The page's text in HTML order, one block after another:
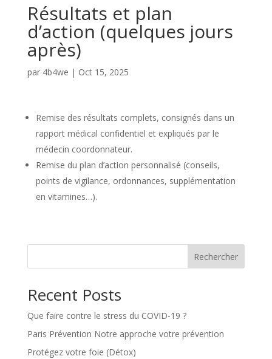
Résultats et plan
d’action (quelques jours
après)
par 4b4we | Oct 15, 2025
Remise des résultats complets, consignés dans un
rapport médical confidentiel et expliqués par le
médecin coordonnateur.
Remise du plan d’action personnalisé (conseils,
points de vigilance, ordonnances, supplémentation
en vitamines…).
Rechercher
Recent Posts
Que faire contre le stress du COVID-19 ?
Paris Prévention Notre approche votre prévention
Protégez votre foie (Détox)